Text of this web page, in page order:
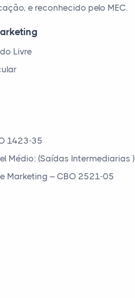
e reconhecido pelo MEC.
Livre
1423-35
Médio: (Saídas Intermediarias )
Marketing – CBO 2521-05